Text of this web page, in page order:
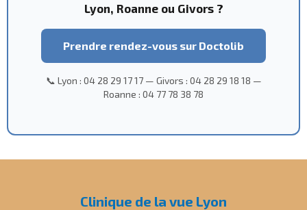
Lyon, Roanne ou Givors ?
Prendre rendez-vous sur Doctolib
📞 Lyon : 04 28 29 17 17 — Givors : 04 28 29 18 18 —
Roanne : 04 77 78 38 78
Clinique de la vue Lyon